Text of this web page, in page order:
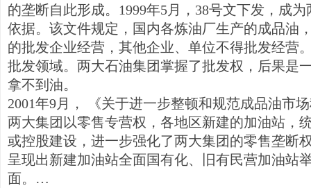
的垄断自此形成。1999年5月，38号文下发，成
依据。该文件规定，国内各炼油厂生产的成品油
的批发企业经营，其他企业、单位不得批发经营
批发领域。两大石油集团掌握了批发权，后果是
拿不到油。
2001年9月， 《关于进一步整顿和规范成品油市
两大集团以零售专营权，各地区新建的加油站，
或控股建设，进一步强化了两大集团的零售垄断
呈现出新建加油站全面国有化、旧有民营加油站
面。…